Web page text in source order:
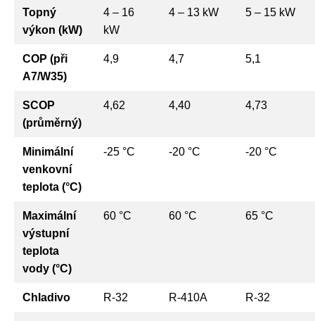
Topný
výkon (kW)
4 – 16
kW
4 – 13 kW 5 – 15 kW
COP (při
A7/W35)
4,9 4,7 5,1
SCOP
(průměrný)
4,62 4,40 4,73
Minimální
venkovní
teplota (°C)
-25 °C -20 °C -20 °C
Maximální
výstupní
teplota
vody (°C)
60 °C 60 °C 65 °C
Chladivo R-32 R-410A R-32